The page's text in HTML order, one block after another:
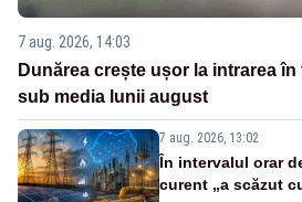
7 aug. 2026, 14:03
Dunărea crește ușor la intrarea
sub media lunii august
7 aug. 2026, 13:02
În intervalul orar
curent „a scăzut